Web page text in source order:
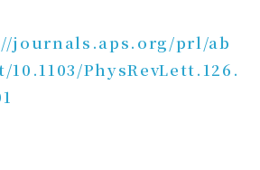
journals.aps.org/prl/ab
10.1103/PhysRevLett.126.